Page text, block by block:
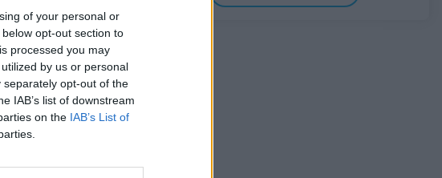
of your personal or
opt-out section to
processed you may
by us or personal
opt-out of the
IAB’s list of downstream
on the IAB’s List of